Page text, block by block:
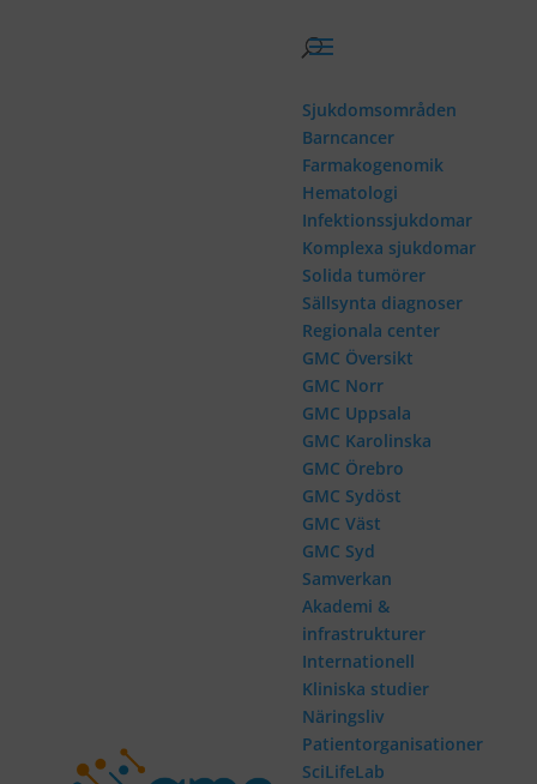
Sjukdomsområden
Barncancer
Farmakogenomik
Hematologi
Infektionssjukdomar
Komplexa sjukdomar
Solida tumörer
Sällsynta diagnoser
Regionala center
GMC Översikt
GMC Norr
GMC Uppsala
GMC Karolinska
GMC Örebro
GMC Sydöst
GMC Väst
GMC Syd
Samverkan
Akademi &
infrastrukturer
Internationell
Kliniska studier
Näringsliv
Patientorganisationer
SciLifeLab